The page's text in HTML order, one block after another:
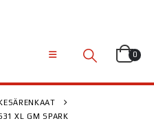
0
XL GM SPARK